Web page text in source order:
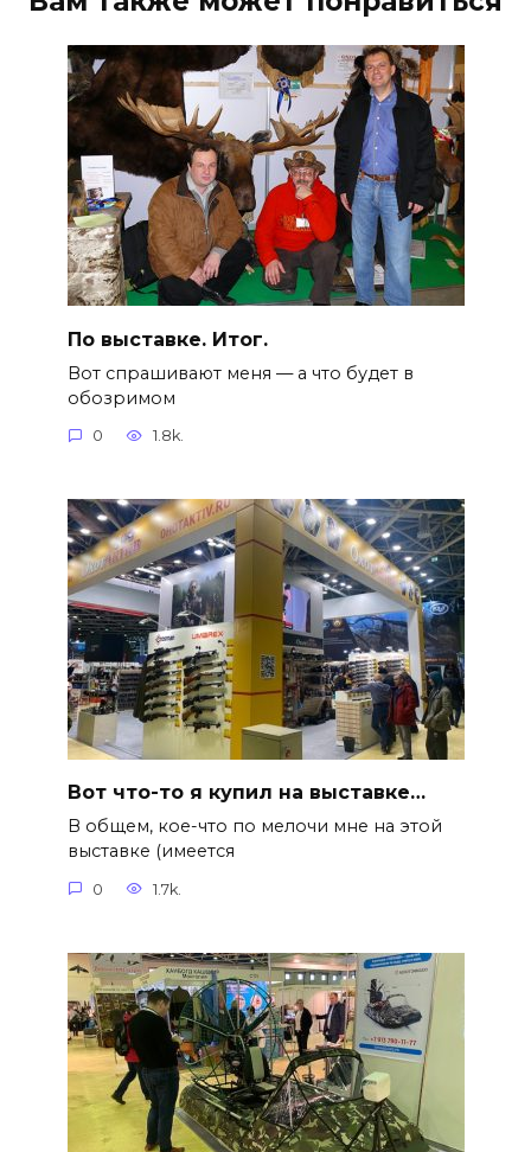
По выставке. Итог.
Вот спрашивают меня — а что будет в
обозримом
0 1.8k.
Вот что-то я купил на выставке…
В общем, кое-что по мелочи мне на этой
выставке (имеется
0 1.7k.